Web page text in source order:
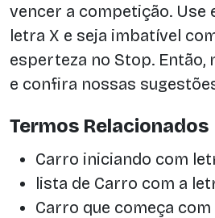
vencer a competição. Use
letra X e seja imbatível
esperteza no Stop. Então,
e confira nossas
Termos Relacionados
Carro iniciando com
lista de Carro com a
Carro que começa com